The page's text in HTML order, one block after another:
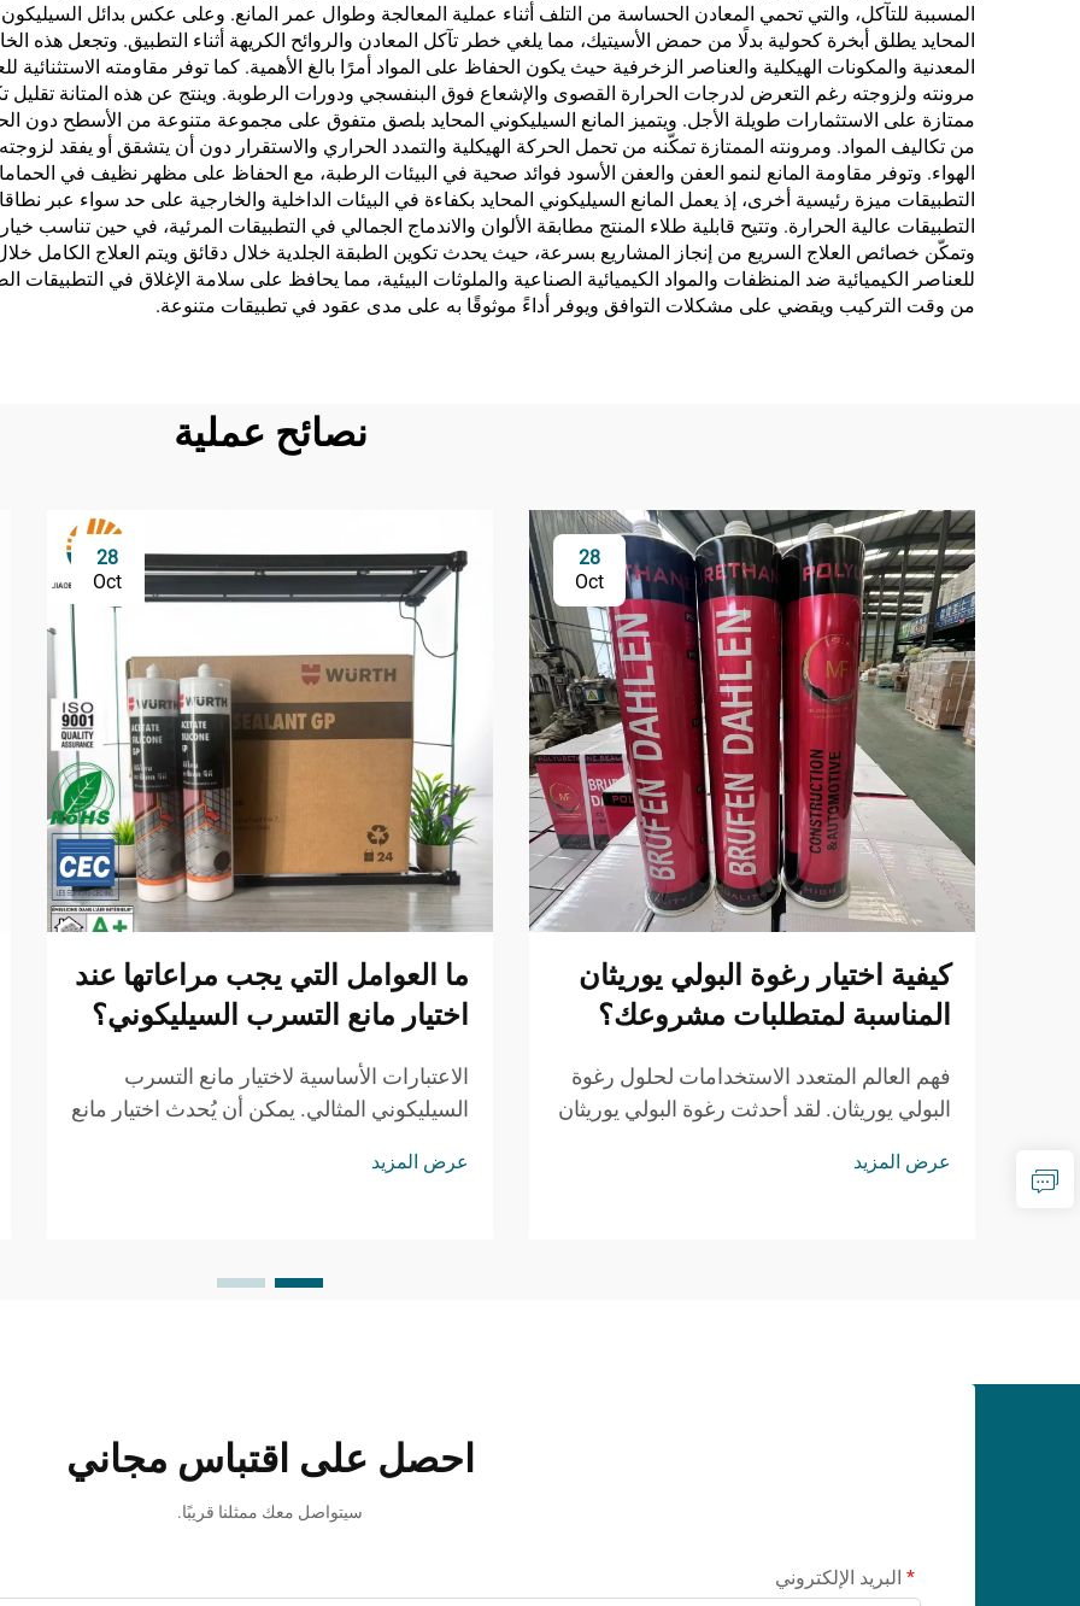
المسببة للتآكل، والتي تحمي المعادن الحساسة من التلف أثناء عملية المعالجة وطوال عمر المانع. وعلى عكس بدائل
المحايد يطلق أبخرة كحولية بدلًا من حمض الأسيتيك، مما يلغي خطر تآكل المعادن والروائح الكريهة أثناء التطبيق. وتجعل هذه
المعدنية والمكونات الهيكلية والعناصر الزخرفية حيث يكون الحفاظ على المواد أمرًا بالغ الأهمية. كما توفر مقاومته
مرونته ولزوجته رغم التعرض لدرجات الحرارة القصوى والإشعاع فوق البنفسجي ودورات الرطوبة. وينتج عن هذه المتانة تقليل
ممتازة على الاستثمارات طويلة الأجل. ويتميز المانع السيليكوني المحايد بلصق متفوق على مجموعة متنوعة من الأسطح دون
من تكاليف المواد. ومرونته الممتازة تمكّنه من تحمل الحركة الهيكلية والتمدد الحراري والاستقرار دون أن يتشقق أو يفقد
الهواء. وتوفر مقاومة المانع لنمو العفن والعفن الأسود فوائد صحية في البيئات الرطبة، مع الحفاظ على مظهر نظيف في
التطبيقات ميزة رئيسية أخرى، إذ يعمل المانع السيليكوني المحايد بكفاءة في البيئات الداخلية والخارجية على حد سواء عبر
التطبيقات عالية الحرارة. وتتيح قابلية طلاء المنتج مطابقة الألوان والاندماج الجمالي في التطبيقات المرئية، في حين تناسب
للعناصر الكيميائية ضد المنظفات والمواد الكيميائية الصناعية والملوثات البيئية، مما يحافظ على سلامة الإغلاق في
من وقت التركيب ويقضي على مشكلات التوافق ويوفر أداءً موثوقًا به على مدى عقود في تطبيقات متنوعة.
نصائح عملية
28
Oct
كيفية اختيار رغوة البولي يوريثان
المناسبة لمتطلبات مشروعك؟
فهم العالم المتعدد الاستخدامات لحلول رغوة
البولي يوريثان. لقد أحدثت رغوة البولي يوريثان
تنوعها الاستثنائي وخصائصها القابلة للتكيف.
عرض المزيد
28
Oct
ما العوامل التي يجب مراعاتها عند
اختيار مانع التسرب السيليكوني؟
الاعتبارات الأساسية لاختيار مانع التسرب
السيليكوني المثالي. يمكن أن يُحدث اختيار مانع
الفرق بين تشطيب دائم واحترافي، وبين فشل
عرض المزيد
احصل على اقتباس مجاني
سيتواصل معك ممثلنا قريبًا.
البريد الإلكتروني